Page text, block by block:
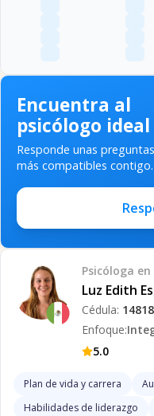
Encuentra al
psicólogo
Responde unas
más compatibles contigo.
Psicóloga
Luz Edith
Cédula:
Enfoque:
5.0
Plan de vida y carrera
Habilidades de liderazgo